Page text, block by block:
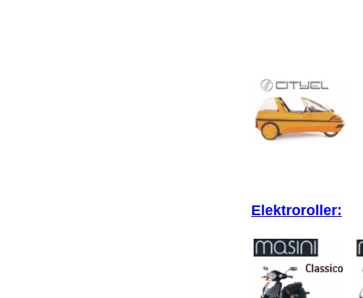
Elektroroller: